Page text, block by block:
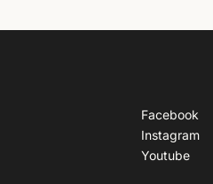
Facebook
Instagram
Youtube